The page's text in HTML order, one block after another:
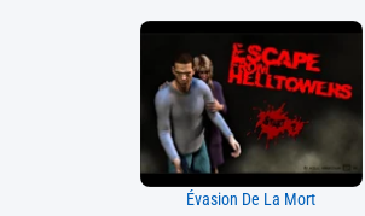
Évasion De La Mort